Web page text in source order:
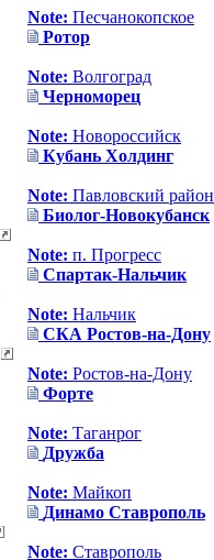
Note: Песчанокопское
Ротор
Note: Волгоград
Черноморец
Note: Новороссийск
Кубань Холдинг
Note: Павловский район
Биолог-Новокубанск
Note: п. Прогресс
Спартак-Нальчик
Note: Нальчик
СКА Ростов-на-Дону
Note: Ростов-на-Дону
Форте
Note: Таганрог
Дружба
Note: Майкоп
Динамо Ставрополь
Note: Ставрополь